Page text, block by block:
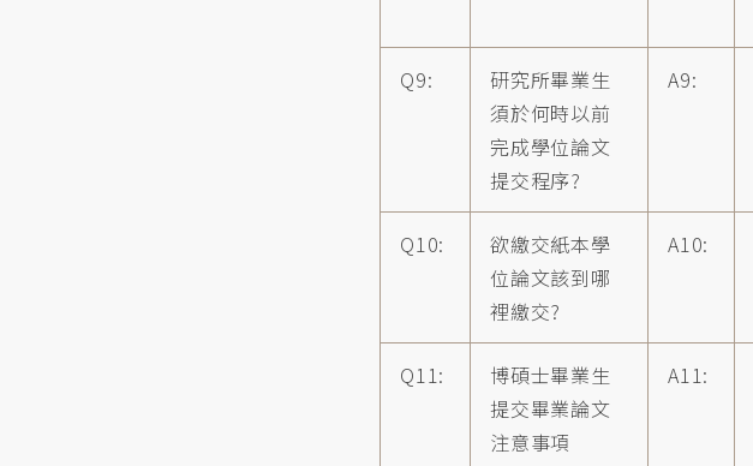
Q9:
研究所畢業生
須於何時以前
完成學位論文
提交程序?
A9:
Q10:
欲繳交紙本學
位論文該到哪
裡繳交?
A10:
Q11:
博碩士畢業生
提交畢業論文
注意事項
A11: